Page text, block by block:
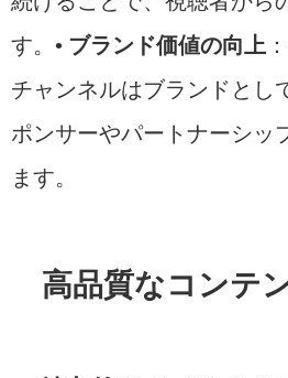
す。• ブランド価値の向上
チャンネルはブランドとし
ポンサーやパートナーシッ
ます。
高品質なコンテ